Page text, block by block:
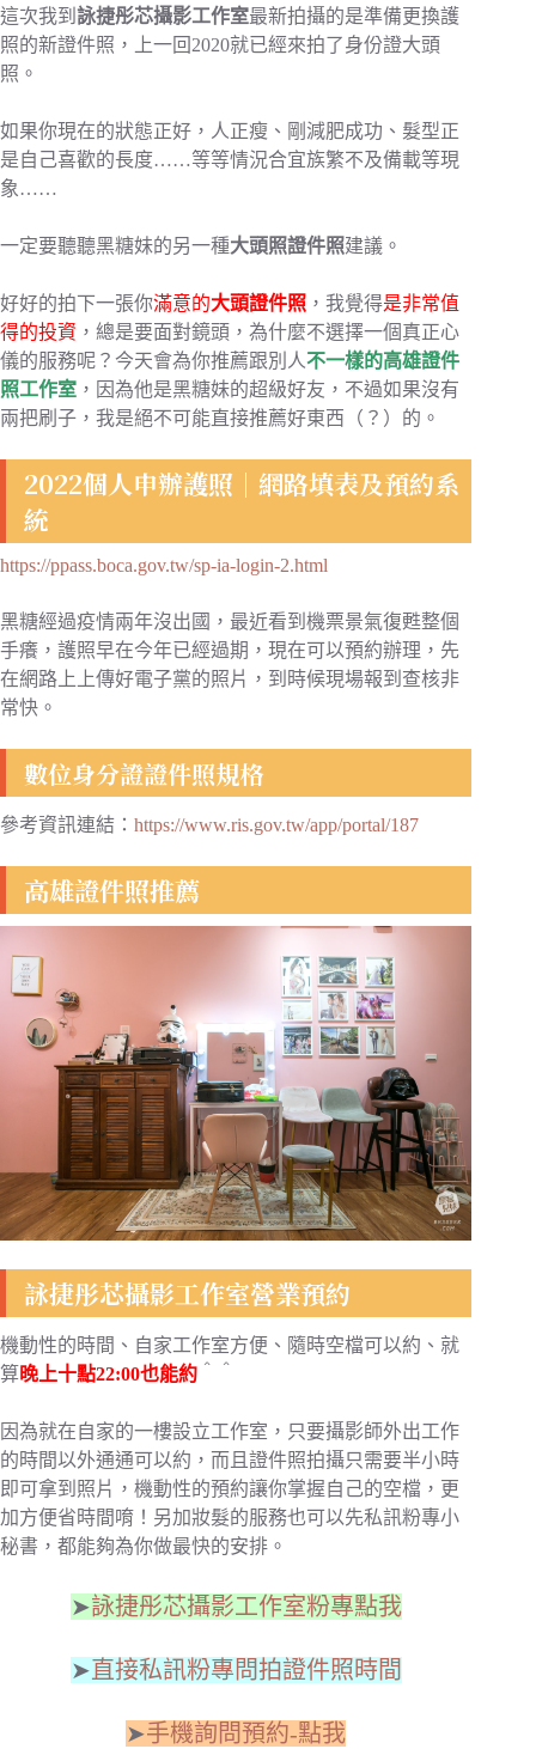
這次我到 詠捷彤芯攝影工作室最新拍攝的是準備更換護
照的新證件照，上一回2020就已經來拍了身份證大頭
照。
如果你現在的狀態正好，人正瘦、剛減肥成功、髮型正
是自己喜歡的長度……等等情況合宜族繁不及備載等現
象……
一定要聽聽黑糖妹的另一種大頭照證件照建議。
好好的拍下一張你滿意的大頭證件照 ，我覺得是非常值
得的投資 ，總是要面對鏡頭，為什麼不選擇一個真正心
儀的服務呢？今天會為你推薦跟別人不一樣的高雄證件
照工作室 ，因為他是黑糖妹的超級好友，不過如果沒有
兩把刷子，我是絕不可能直接推薦好東西（？）的。
2022個人申辦護照｜網路填表及預約系
統
https://ppass.boca.gov.tw/sp-ia-login-2.html
黑糖經過疫情兩年沒出國，最近看到機票景氣復甦整個
手癢，護照早在今年已經過期，現在可以預約辦理，先
在網路上上傳好電子黨的照片，到時候現場報到查核非
常快。
數位身分證證件照規格
參考資訊連結： https://www.ris.gov.tw/app/portal/187
高雄證件照推薦
詠捷彤芯攝影工作室營業預約
機動性的時間、自家工作室方便、隨時空檔可以約、就
算晚上十點22:00也能約
因為就在自家的一樓設立工作室，只要攝影師外出工作
的時間以外通通可以約，而且證件照拍攝只需要半小時
即可拿到照片，機動性的預約讓你掌握自己的空檔，更
加方便省時間唷！另加妝髮的服務也可以先私訊粉專小
秘書，都能夠為你做最快的安排。
➤詠捷彤芯攝影工作室粉專點我
➤直接私訊粉專問拍證件照時間
➤手機詢問預約-點我